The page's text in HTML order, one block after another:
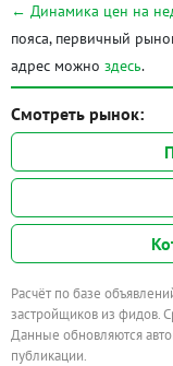
← Динамика цен на
пояса, первичный
адрес можно здесь.
Смотреть рынок:
Расчёт по базе
застройщиков из фидов.
Данные обновляются
публикации.